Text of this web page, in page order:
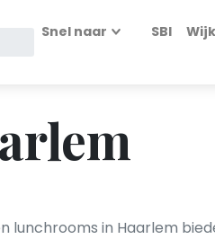
Snel naar SBI
lunchrooms in Haarlem